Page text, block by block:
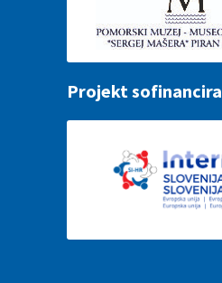
Projekt sofinancira